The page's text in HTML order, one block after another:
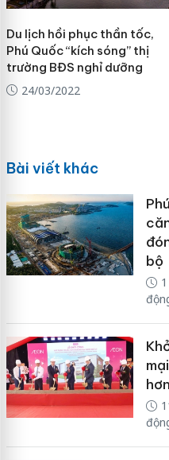
Du lịch hồi phục thần tốc,
Phú Quốc “kích sóng” thị
trường BĐS nghỉ dưỡng
24/03/2022
Bài viết khác
bộ